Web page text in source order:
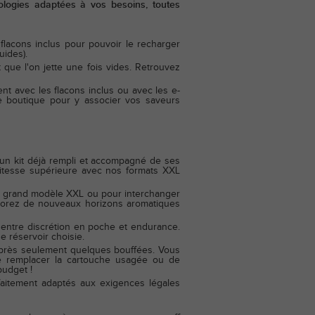
adaptées à vos besoins, toutes
inclus pour pouvoir le recharger
l'on jette une fois vides. Retrouvez
avec les flacons inclus ou avec les e-
boutique pour y associer vos saveurs
kit déjà rempli et accompagné de ses
supérieure avec nos formats XXL
modèle XXL ou pour interchanger
de nouveaux horizons aromatiques
discrétion en poche et endurance.
réservoir choisie.
seulement quelques bouffées. Vous
la cartouche usagée ou de
!
adaptés aux exigences légales